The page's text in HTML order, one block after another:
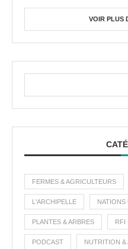
VOIR PLUS
FERMES & AGRICULTEURS
L'ARCHIPELLE NATIONS
PLANTES & ARBRES RFI
PODCAST NUTRITION &